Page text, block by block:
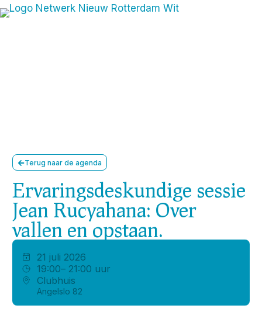
Terug naar de agenda
Ervaringsdeskundige sessie
Jean Rucyahana: Over
vallen en opstaan.
21 juli 2026
19:00– 21:00 uur
Clubhuis
Angelslo 82